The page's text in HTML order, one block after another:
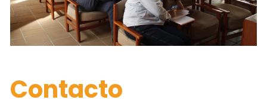
Contacto